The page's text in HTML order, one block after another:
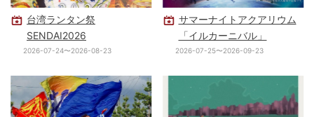
台湾ランタン祭
SENDAI2026
2026-07-24〜2026-08-23
サマーナイトアクアリウム
「イルカーニバル」
2026-07-25〜2026-09-23